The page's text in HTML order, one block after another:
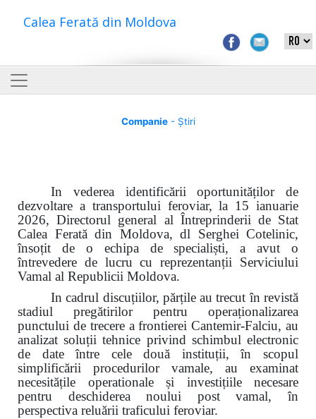
Calea Ferată din Moldova
Companie- Știri
In vederea identificării oportunităților de
dezvoltare a transportului feroviar, la 15 ianuarie
2026, Directorul general al Întreprinderii de Stat
Calea Ferată din Moldova, dl Serghei Cotelinic,
însoțit de o echipa de specialiști, a avut o
întrevedere de lucru cu reprezentanții Serviciului
Vamal al Republicii Moldova.
In cadrul discuțiilor, părțile au trecutîn revistă
stadiul pregătirilor pentru operaționalizarea
punctului de trecere a frontierei Cantemir-Falciu, au
analizat soluții tehnice privind schimbul electronic
de date între cele două instituții, în scopul
simplificării procedurilor vamale, au examinat
necesitățile operationale și investițiile necesare
pentru deschiderea noului post vamal, în
perspectiva reluării traficului feroviar.